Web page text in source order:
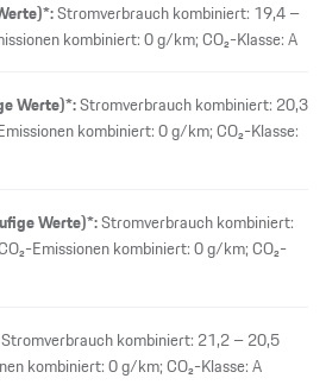
Stromverbrauch kombiniert: 19,4 –
kombiniert: 0 g/km; CO₂-Klasse: A
Werte)*:Stromverbrauch kombiniert: 20,3
kombiniert: 0 g/km; CO₂-Klasse:
Werte)*:Stromverbrauch kombiniert:
Emissionen kombiniert: 0 g/km; CO₂-
Stromverbrauch kombiniert: 21,2 – 20,5
kombiniert: 0 g/km; CO₂-Klasse: A